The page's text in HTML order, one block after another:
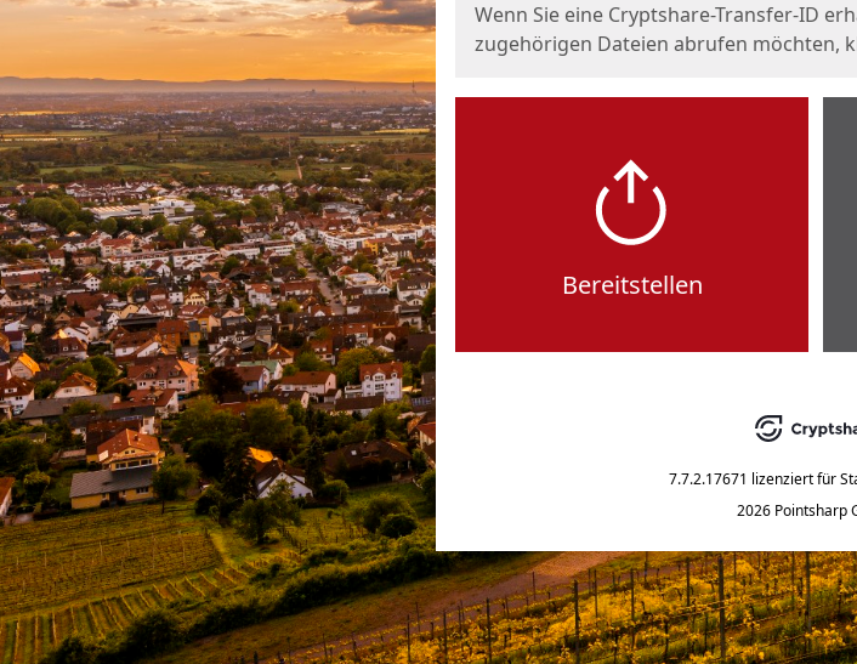
Wenn Sie eine Cryptshare-Transfer-ID
zugehörigen Dateien abrufen möchten,
Bereitstellen
7.7.2.17671 lizenziert für
2026 Pointsharp